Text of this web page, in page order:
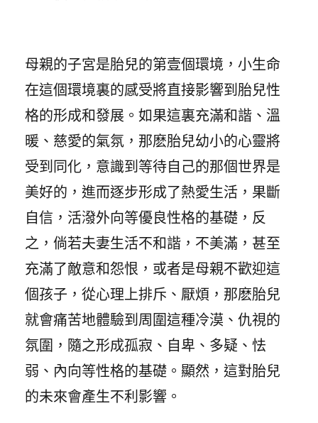
母親的子宮是胎兒的第壹個環境，小生命
在這個環境裏的感受將直接影響到胎兒性
格的形成和發展。如果這裏充滿和諧、溫
暖、慈愛的氣氛，那麽胎兒幼小的心靈將
受到同化，意識到等待自己的那個世界是
美好的，進而逐步形成了熱愛生活，果斷
自信，活潑外向等優良性格的基礎，反
之，倘若夫妻生活不和諧，不美滿，甚至
充滿了敵意和怨恨，或者是母親不歡迎這
個孩子，從心理上排斥、厭煩，那麽胎兒
就會痛苦地體驗到周圍這種冷漠、仇視的
氛圍，隨之形成孤寂、自卑、多疑、怯
弱、內向等性格的基礎。顯然，這對胎兒
的未來會產生不利影響。